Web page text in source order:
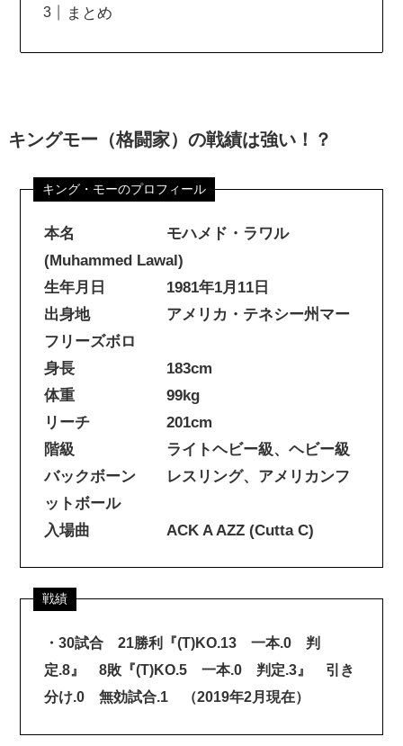
まとめ
キングモー（格闘家）の戦績は強い！？
本名 モハメド・ラワル
(Muhammed Lawal)
生年月日 1981年1月11日
出身地 アメリカ・テネシー州マー
フリーズボロ
身長 183cm
体重 99kg
リーチ 201cm
階級 ライトヘビー級、ヘビー級
バックボーン レスリング、アメリカンフ
ットボール
入場曲 ACK A AZZ (Cutta C)
・30試合 21勝利『(T)KO.13 一本.0 判
定.8』 8敗『(T)KO.5 一本.0 判定.3』 引き
分け.0 無効試合.1 （2019年2月現在）